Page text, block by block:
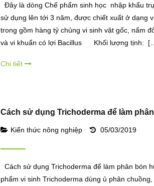
Đây là dòng Chế phẩm sinh học nhập khẩu
sử dụng lên tới 3 năm, được chiết xuất ở dạng
trong gồm hàng tỷ chủng vi sinh vật gốc, nấm
và vi khuẩn có lợi Bacillus Khối lượng tịnh:
Chi tiết
Cách sử dụng Trichoderma để làm
Kiến thức nông nghiệp 05/03/2019
Cách sử dụng Trichoderma để làm phân bón
phẩm vi sinh Trichoderma dùng ủ phân